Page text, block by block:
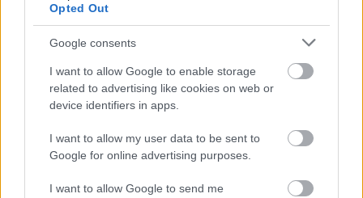
Opted Out
Google consents
I want to allow Google to enable storage
related to advertising like cookies on web or
device identifiers in apps.
I want to allow my user data to be sent to
Google for online advertising purposes.
I want to allow Google to send me